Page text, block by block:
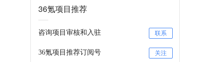
36氪项目推荐
咨询项目审核和入驻 联系
36氪项目推荐订阅号 关注